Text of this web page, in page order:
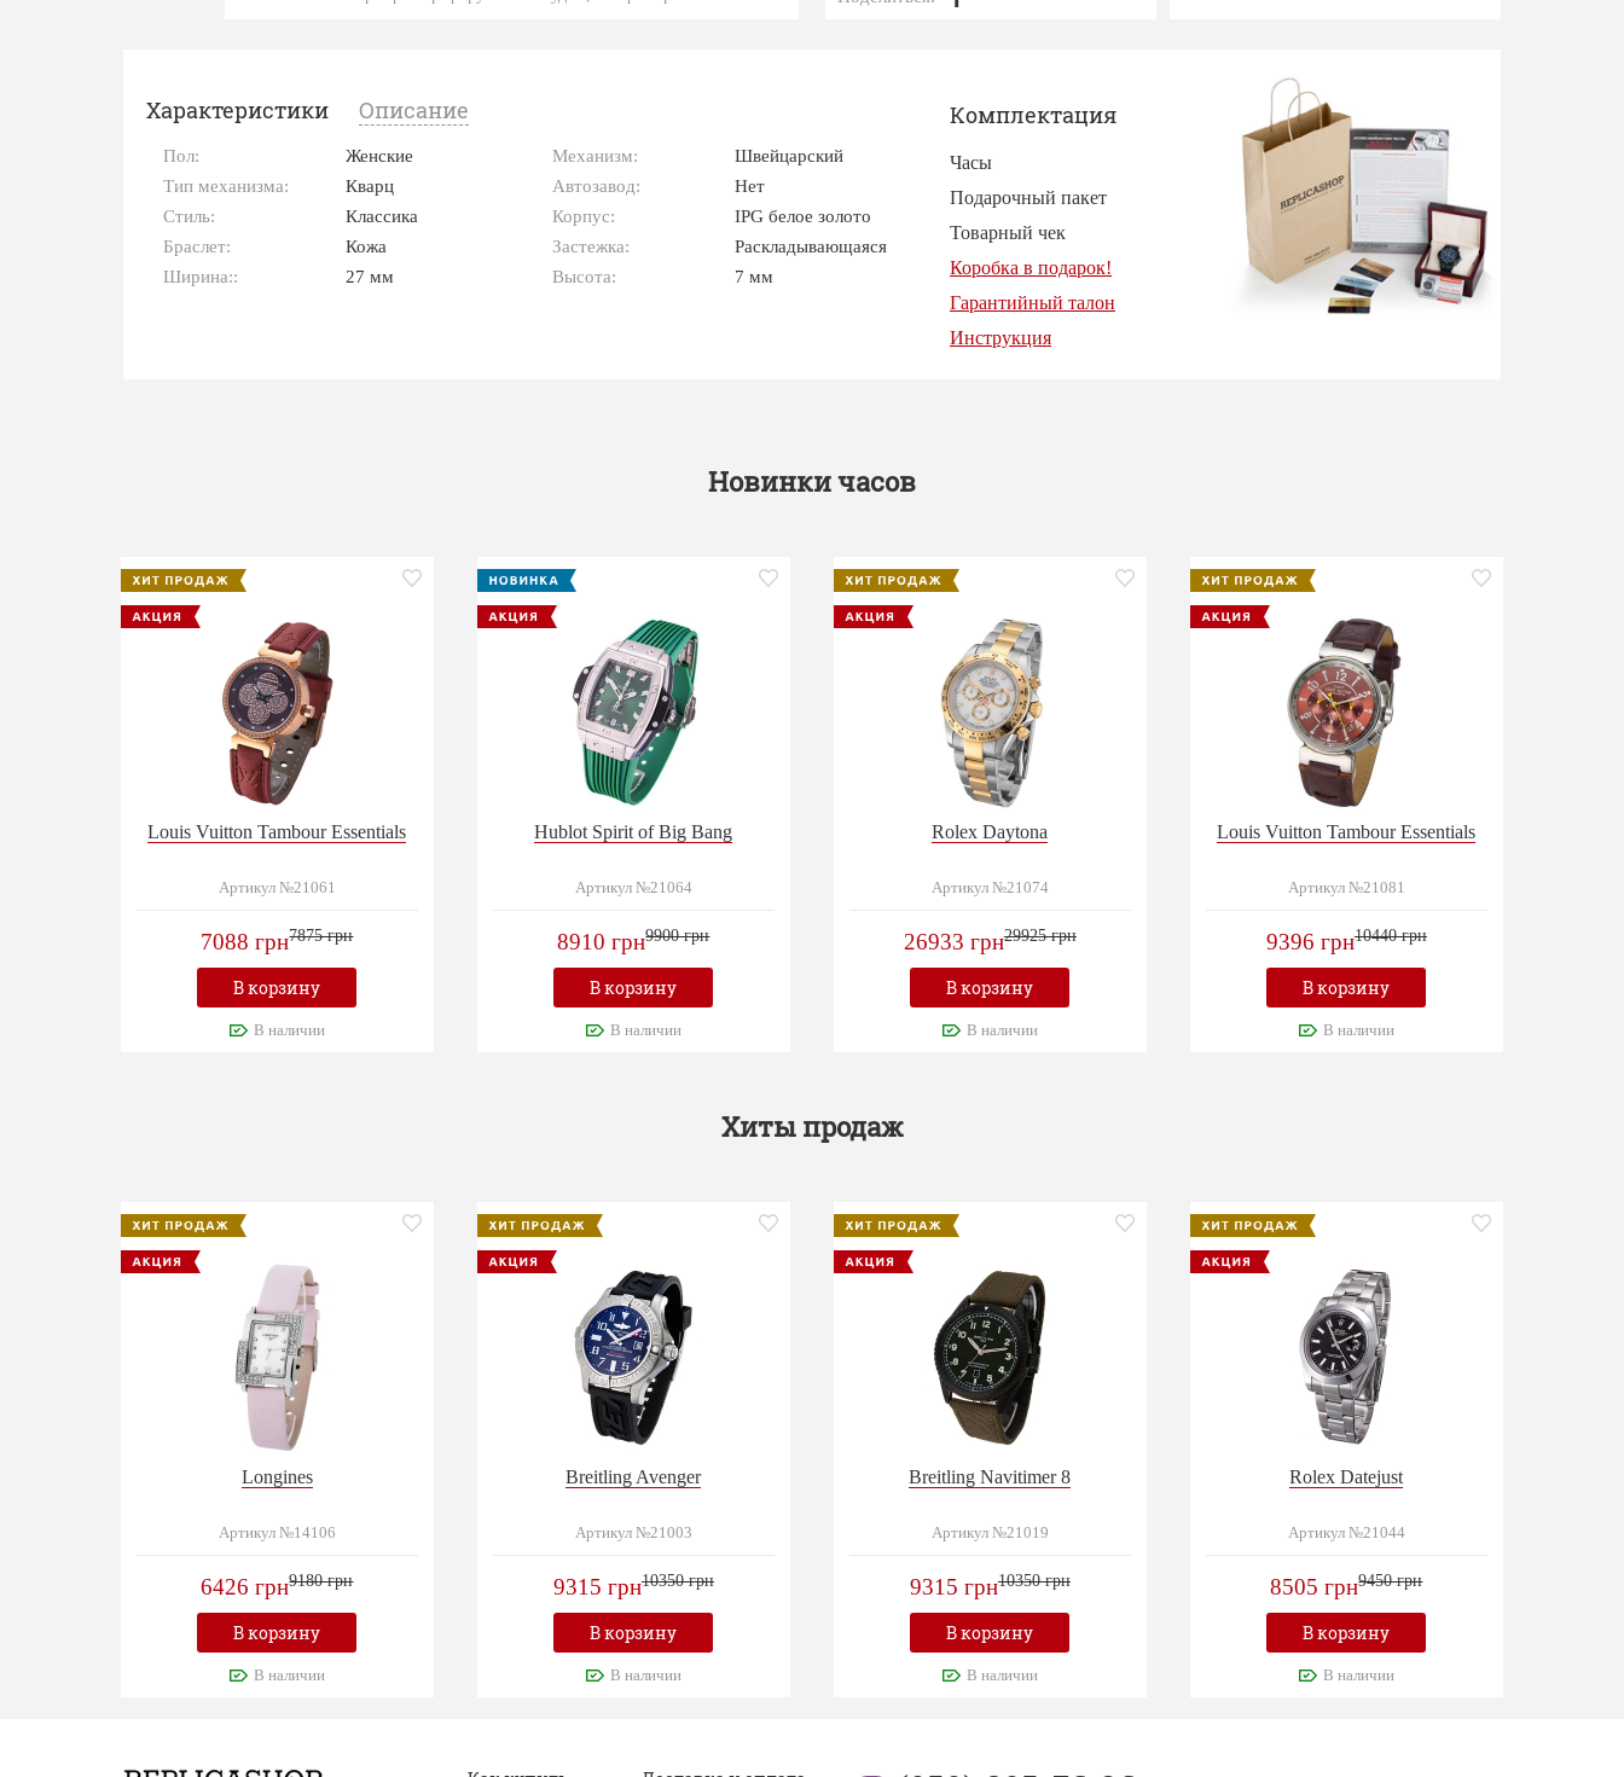
Характеристики Описание
Пол: Женские Механизм:
Швейцарский
Тип механизма:
Кварц Автозавод:
Нет
Стиль:
Классика Корпус:
IPG белое золото
Браслет:
Кожа Застежка:
Раскладывающаяся
Ширина::
27 мм Высота: 7 мм
Комплектация
Часы
Подарочный пакет
Товарный чек
Коробка в подарок!
Гарантийный талон
Инструкция
Новинки часов
Louis Vuitton Tambour Essentials
Артикул №21061
7088 грн7875 грн
В корзину
В наличии
Hublot Spirit of Big Bang
Артикул №21064
8910 грн9900 грн
В корзину
В наличии
Rolex Daytona
Артикул №21074
26933 грн29925 грн
В корзину
В наличии
Louis Vuitton Tambour Essentials
Артикул №21081
9396 грн10440 грн
В корзину
В наличии
Хиты продаж
Longines
Артикул №14106
6426 грн9180 грн
В корзину
В наличии
Breitling Avenger
Артикул №21003
9315 грн10350 грн
В корзину
В наличии
Breitling Navitimer 8
Артикул №21019
9315 грн10350 грн
В корзину
В наличии
Rolex Datejust
Артикул №21044
8505 грн9450 грн
В корзину
В наличии